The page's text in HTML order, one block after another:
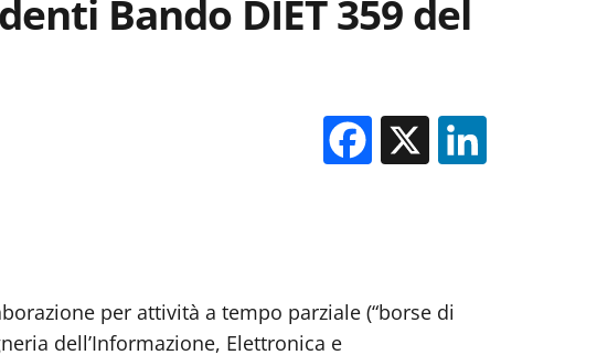
Bando DIET 359 del
Facebook
X
per attività a tempo parziale (“borse di
dell’Informazione, Elettronica e